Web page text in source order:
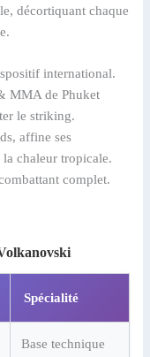
décortiquant chaque
international.
MMA de Phuket
le striking.
affine ses
chaleur tropicale.
complet.
Spécialité
Base technique